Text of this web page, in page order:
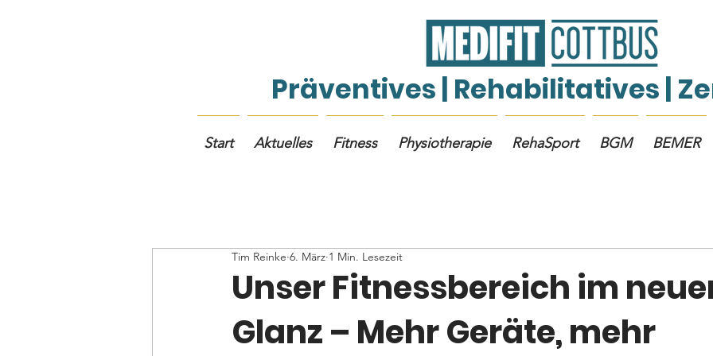
Präventives | Rehabilitatives |
Start Aktuelles Fitness Physiotherapie RehaSport BGM BEMER
Unser Fitnessbereich im
Glanz – Mehr Geräte, mehr
Tim Reinke 6. März 1 Min. Lesezeit